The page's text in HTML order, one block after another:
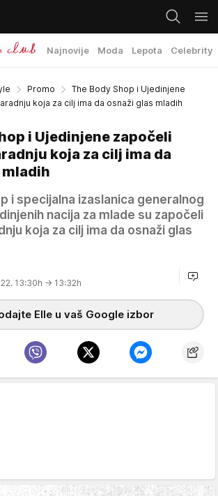
Najnovije Moda Lepota Celebrity
Promo
The Body Shop i Ujedinjene
koja za cilj ima da osnaži glas mladih
i Ujedinjene započeli
koja za cilj ima da
i specijalna izaslanica generalnog
nacija za mlade su započeli
koja za cilj ima da osnaži glas
13:30h → 13:32h
Elle u vaš Google izbor